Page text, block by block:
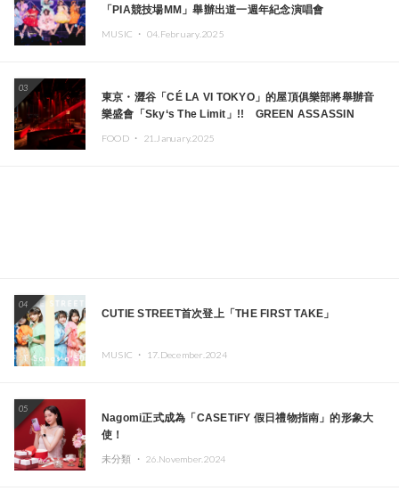
「PIA競技場MM」舉辦出道一週年紀念演唱會
MUSIC ・ 04.February.2025
03
東京・澀谷「CÉ LA VI TOKYO」的屋頂俱樂部將舉辦音
樂盛會「Sky‘s The Limit」!! GREEN ASSASSIN
本頂尖DJ及創作者齊聚一堂
FOOD ・ 21.January.2025
04
CUTIE STREET首次登上「THE FIRST TAKE」
MUSIC ・ 17.December.2024
05
Nagomi正式成為「CASETiFY 假日禮物指南」的形象大
使！
未分類 ・ 26.November.2024